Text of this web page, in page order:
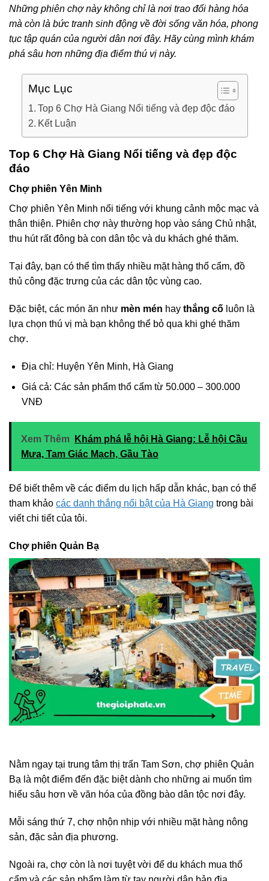
Những phiên chợ này không chỉ là nơi trao đổi hàng hóa
mà còn là bức tranh sinh động về đời sống văn hóa, phong
tục tập quán của người dân nơi đây. Hãy cùng mình khám
phá sâu hơn những địa điểm thú vị này.
Mục Lục
Top 6 Chợ Hà Giang Nổi tiếng và đẹp độc đáo
Kết Luận
Top 6 Chợ Hà Giang Nổi tiếng và đẹp độc
đáo
Chợ phiên Yên Minh
Chợ phiên Yên Minh nổi tiếng với khung cảnh mộc mạc và
thân thiện. Phiên chợ này thường họp vào sáng Chủ nhật,
thu hút rất đông bà con dân tộc và du khách ghé thăm.
Tại đây, bạn có thể tìm thấy nhiều mặt hàng thổ cẩm, đồ
thủ công đặc trưng của các dân tộc vùng cao.
Đặc biệt, các món ăn như mèn mén hay thắng cố luôn là
lựa chọn thú vị mà bạn không thể bỏ qua khi ghé thăm
chợ.
Địa chỉ: Huyện Yên Minh, Hà Giang
Giá cả: Các sản phẩm thổ cẩm từ 50.000 – 300.000
VNĐ
Xem Thêm
Khám phá lễ hội Hà Giang: Lễ hội Cầu
Mưa, Tam Giác Mạch, Gầu Tào
Để biết thêm về các điểm du lịch hấp dẫn khác, bạn có thể
tham khảo các danh thắng nổi bật của Hà Giang trong bài
viết chi tiết của tôi.
Chợ phiên Quản Bạ
Nằm ngay tại trung tâm thị trấn Tam Sơn, chợ phiên Quản
Bạ là một điểm đến đặc biệt dành cho những ai muốn tìm
hiểu sâu hơn về văn hóa của đồng bào dân tộc nơi đây.
Mỗi sáng thứ 7, chợ nhộn nhịp với nhiều mặt hàng nông
sản, đặc sản địa phương.
Ngoài ra, chợ còn là nơi tuyệt vời để du khách mua thổ